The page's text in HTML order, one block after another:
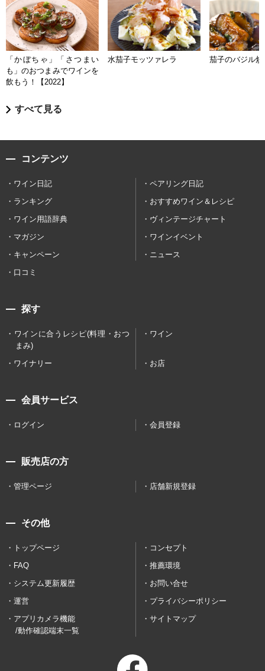
「かぼちゃ」「さつまい
も」のおつまみでワインを
飲もう！【2022】
水茄子モッツァレラ 茄子のバジル炒
すべて見る
コンテンツ
ワイン日記
ペアリング日記
ランキング
おすすめワイン＆レシピ
ワイン用語辞典
ヴィンテージチャート
マガジン
ワインイベント
キャンペーン
ニュース
口コミ
探す
ワインに合うレシピ(料理・おつ
まみ)
ワイン
ワイナリー お店
会員サービス
ログイン 会員登録
販売店の方
管理ページ 店舗新規登録
その他
トップページ
コンセプト
FAQ
推薦環境
システム更新履歴
お問い合せ
運営
プライバシーポリシー
アプリカメラ機能
/動作確認端末一覧
サイトマップ